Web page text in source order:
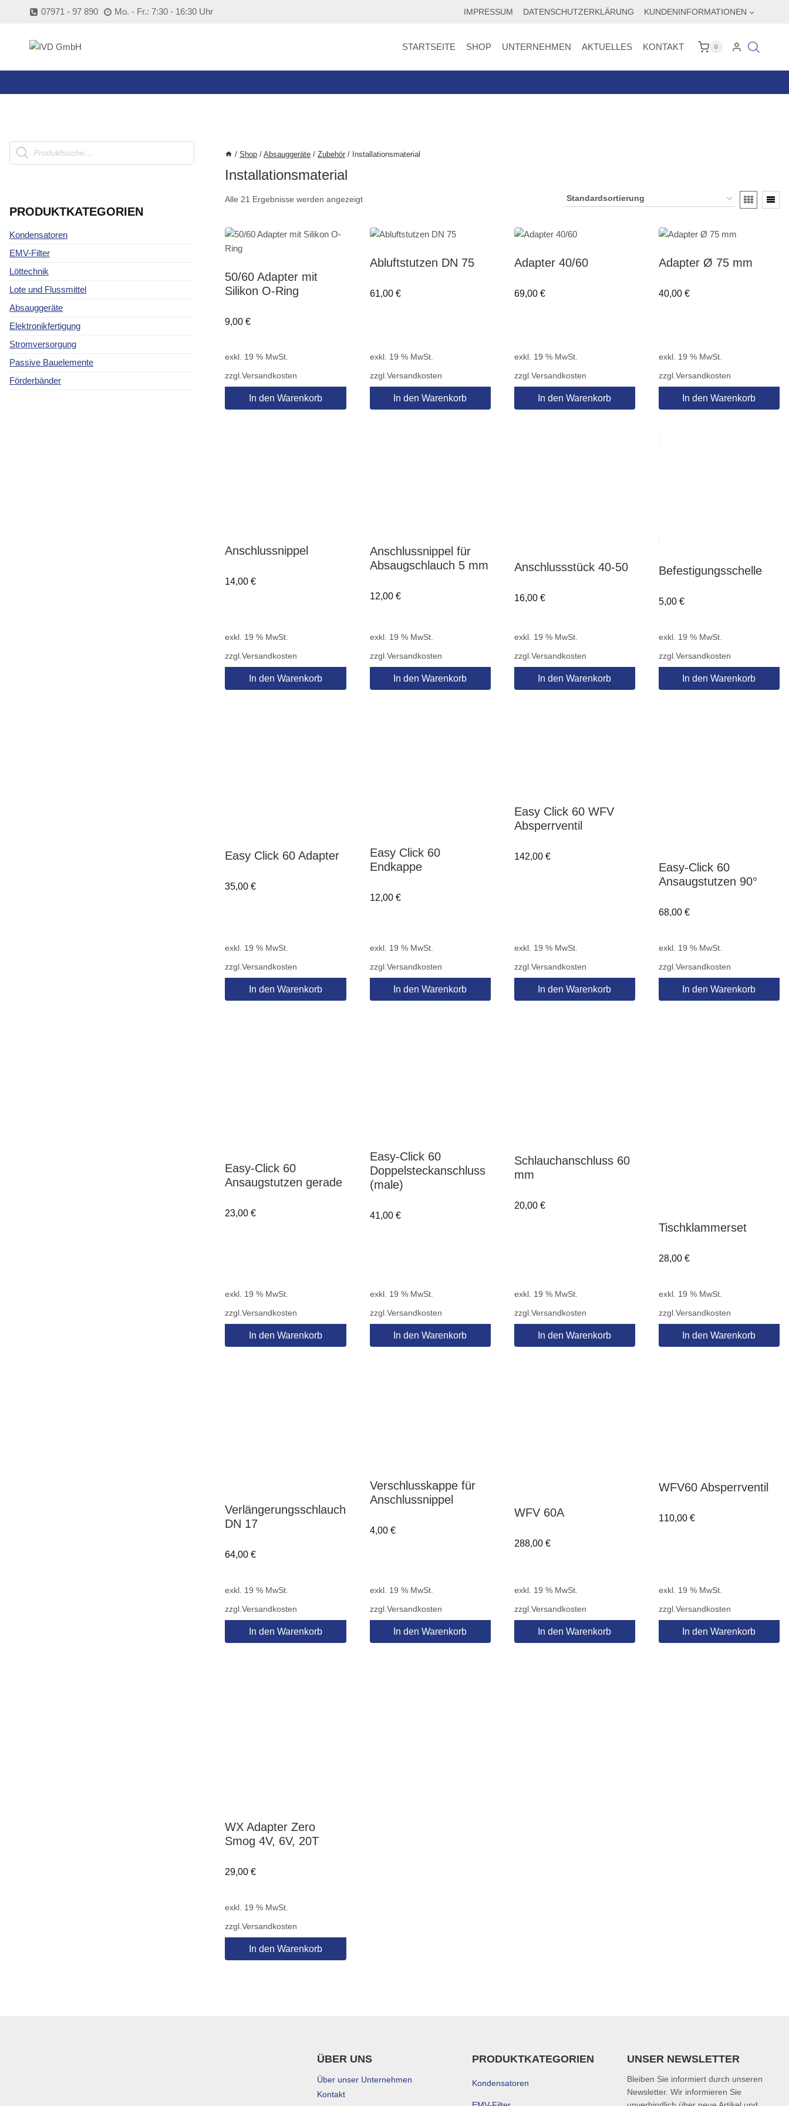
07971 - 97 890 Mo. - Fr.: 7:30 - 16:30 Uhr IMPRESSUM DATENSCHUTZERKLÄRUNG KUNDENINFORMATIONEN
STARTSEITE SHOP UNTERNEHMEN AKTUELLES KONTAKT 0
/ Shop / Absauggeräte / Zubehör / Installationsmaterial
Installationsmaterial
Alle 21 Ergebnisse werden angezeigt
50/60 Adapter mit
Silikon O-Ring
9,00€
exkl. 19 % MwSt.
zzgl.Versandkosten
In den Warenkorb
Abluftstutzen DN 75
61,00 €
exkl. 19 % MwSt.
zzgl.Versandkosten
In den Warenkorb
Adapter 40/60
69,00 €
exkl. 19 % MwSt.
zzgl.Versandkosten
In den Warenkorb
Adapter Ø 75 mm
40,00 €
exkl. 19 % MwSt.
zzgl.Versandkosten
In den Warenkorb
Anschlussnippel
14,00€
exkl. 19 % MwSt.
zzgl.Versandkosten
In den Warenkorb
Anschlussnippel für
Absaugschlauch 5 mm
12,00 €
exkl. 19 % MwSt.
zzgl.Versandkosten
In den Warenkorb
Anschlussstück 40-50
16,00 €
exkl. 19 % MwSt.
zzgl.Versandkosten
In den Warenkorb
Befestigungsschelle
5,00 €
exkl. 19 % MwSt.
zzgl.Versandkosten
In den Warenkorb
Easy Click 60 Adapter
35,00€
exkl. 19 % MwSt.
zzgl.Versandkosten
In den Warenkorb
Easy Click 60
Endkappe
12,00 €
exkl. 19 % MwSt.
zzgl.Versandkosten
In den Warenkorb
Easy Click 60 WFV
Absperrventil
142,00 €
exkl. 19 % MwSt.
zzgl.Versandkosten
In den Warenkorb
Easy-Click 60
Ansaugstutzen 90°
68,00 €
exkl. 19 % MwSt.
zzgl.Versandkosten
In den Warenkorb
Easy-Click 60
Ansaugstutzen gerade
23,00€
exkl. 19 % MwSt.
zzgl.Versandkosten
In den Warenkorb
Easy-Click 60
Doppelsteckanschluss
(male)
41,00 €
exkl. 19 % MwSt.
zzgl.Versandkosten
In den Warenkorb
Schlauchanschluss 60
mm
20,00 €
exkl. 19 % MwSt.
zzgl.Versandkosten
In den Warenkorb
Tischklammerset
28,00 €
exkl. 19 % MwSt.
zzgl.Versandkosten
In den Warenkorb
Verlängerungsschlauch
DN 17
64,00€
exkl. 19 % MwSt.
zzgl.Versandkosten
In den Warenkorb
Verschlusskappe für
Anschlussnippel
4,00 €
exkl. 19 % MwSt.
zzgl. Versandkosten
In den Warenkorb
WFV 60A
288,00 €
exkl. 19 % MwSt.
zzgl. Versandkosten
In den Warenkorb
WFV60 Absperrventil
110,00 €
exkl. 19 % MwSt.
zzgl. Versandkosten
In den Warenkorb
WX Adapter Zero
Smog 4V, 6V, 20T
29,00€
exkl. 19 % MwSt.
zzgl.Versandkosten
In den Warenkorb
Products
search
PRODUKTKATEGORIEN
Kondensatoren
EMV-Filter
Löttechnik
Lote und Flussmittel
Absauggeräte
Elektronikfertigung
Stromversorgung
Passive Bauelemente
Förderbänder
ÜBER UNS
Über unser Unternehmen
Kontakt
PRODUKTKATEGORIEN
Kondensatoren
UNSER NEWSLETTER
Bleiben Sie informiert durch unseren
Newsletter. Wir informieren Sie